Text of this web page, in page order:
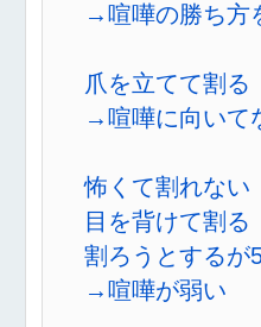
→喧嘩の勝ち方
爪を立てて割る
→喧嘩に向いて
怖くて割れない
目を背けて割る
割ろうとするが
→喧嘩が弱い